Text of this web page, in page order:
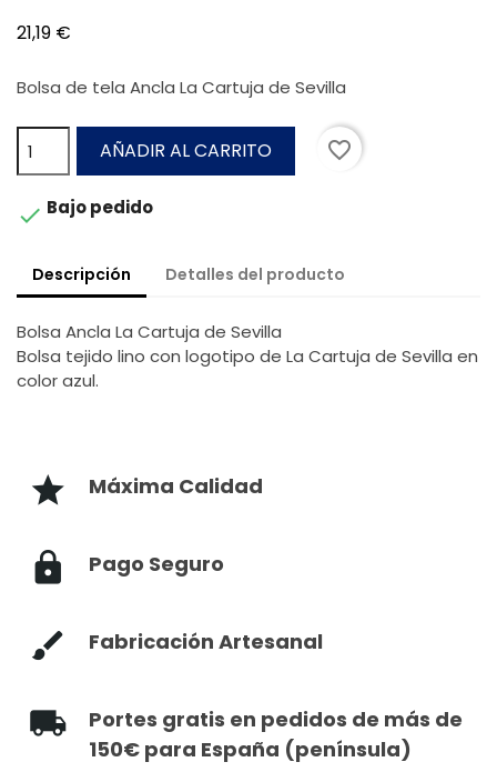
21,19 €
Bolsa de tela Ancla La Cartuja de Sevilla
AÑADIR AL CARRITO favorite_border
 Bajo pedido
Descripción Detalles del producto
Bolsa Ancla La Cartuja de Sevilla
Bolsa tejido lino con logotipo de La Cartuja de Sevilla en
color azul.
Máxima Calidad
Pago Seguro
Fabricación Artesanal
Portes gratis en pedidos de más de
150€ para España (península)